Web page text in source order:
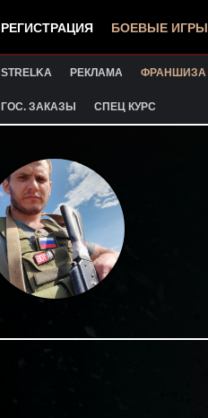
РЕГИСТРАЦИЯ БОЕВЫЕ ИГРЫ
STRELKA РЕКЛАМА ФРАНШИЗА
ГОС. ЗАКАЗЫ СПЕЦ КУРС